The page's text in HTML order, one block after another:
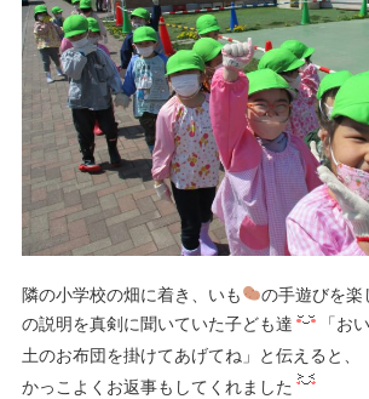
隣の小学校の畑に着き、いも
の手遊びを楽
の説明を真剣に聞いていた子ども達
「お
土のお布団を掛けてあげてね」と伝えると、
かっこよくお返事もしてくれました